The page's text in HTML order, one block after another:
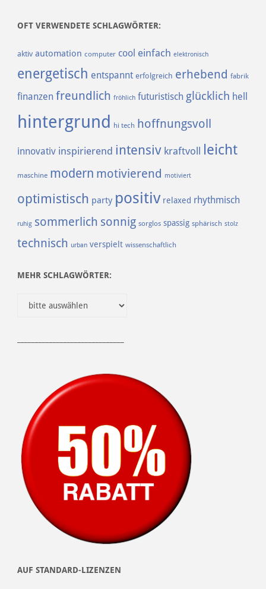
OFT VERWENDETE SCHLAGWÖRTER:
aktiv automation computer cool einfach elektronisch
energetisch entspannt erfolgreich erhebend fabrik
finanzen freundlich fröhlich futuristisch glücklich hell
hintergrund hi tech hoffnungsvoll
innovativ inspirierend intensiv kraftvoll leicht
maschine modern motivierend motiviert
optimistisch party positiv relaxed rhythmisch
ruhig sommerlich sonnig sorglos spassig sphärisch stolz
technisch urban verspielt wissenschaftlich
MEHR SCHLAGWÖRTER:
AUF STANDARD-LIZENZEN